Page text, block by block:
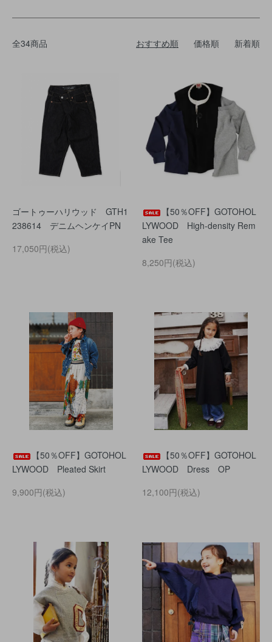
全34商品 おすすめ順 価格順 新着順
ゴートゥーハリウッド GTH1
238614 デニムヘンケイPN
17,050円(税込)
【50％OFF】GOTOHOL
LYWOOD High-density Rem
ake Tee
8,250円(税込)
【50％OFF】GOTOHOL
LYWOOD Pleated Skirt
9,900円(税込)
【50％OFF】GOTOHOL
LYWOOD Dress OP
12,100円(税込)